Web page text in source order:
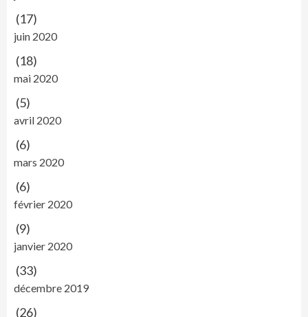
(17)
juin 2020
(18)
mai 2020
(5)
avril 2020
(6)
mars 2020
(6)
février 2020
(9)
janvier 2020
(33)
décembre 2019
(26)